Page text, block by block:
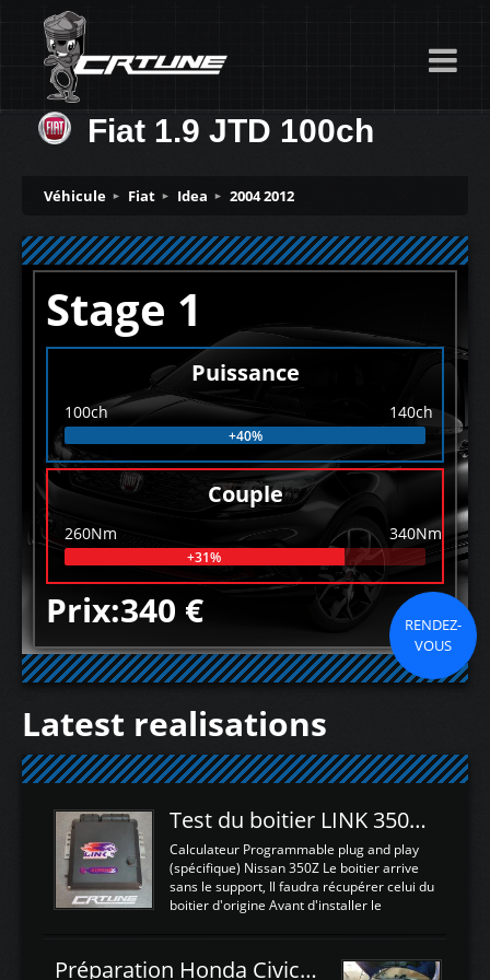
Fiat 1.9 JTD 100ch
Véhicule Fiat Idea 2004 2012
Stage 1
Puissance
100ch 140ch
+40%
Couple
260Nm 340Nm
+31%
Prix:340 €
RENDEZ-
VOUS
Latest realisations
Test du boitier LINK 350Z Plugin ECU
Calculateur Programmable plug and play
(spécifique) Nissan 350Z Le boitier arrive
sans le support, Il faudra récupérer celui du
boitier d'origine Avant d'installer le
d'envoyer l'information de la large bande
Préparation Honda Civic Type R FK2